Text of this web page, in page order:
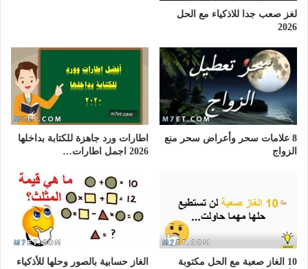
لغز صعب جدا للاذكياء مع الحل
2026
8 علامات سحر وأعراض سحر منع
الزواج
اطارات ورد جاهزة للكتابة بداخلها
2026 اجمل اطارات…
10 الغاز صعبة مع الحل مكتوبة
الغاز حسابية بالصور وحلها للأذكياء